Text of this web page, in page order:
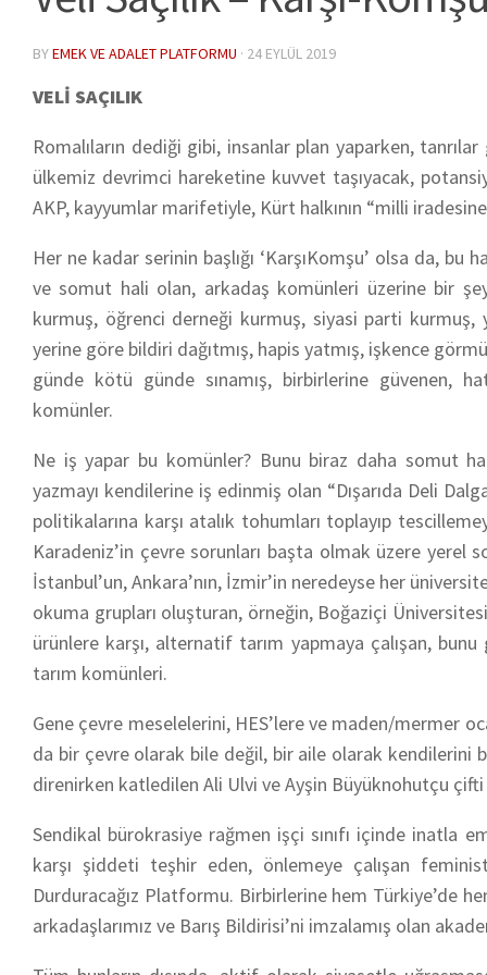
BYEMEK VE ADALET PLATFORMU · 24 EYLÜL 2019
VELİ SAÇILIK
Romalıların dediği gibi, insanlar plan yaparken,
ülkemiz devrimci hareketine kuvvet taşıyacak,
AKP, kayyumlar marifetiyle, Kürt halkının “milli
Her ne kadar serinin başlığı ‘KarşıKomşu’ olsa da,
ve somut hali olan, arkadaş komünleri üzerine bir
kurmuş, öğrenci derneği kurmuş, siyasi parti kurmuş,
yerine göre bildiri dağıtmış, hapis yatmış, işkence
günde kötü günde sınamış, birbirlerine güvenen,
komünler.
Ne iş yapar bu komünler? Bunu biraz daha somut
yazmayı kendilerine iş edinmiş olan “Dışarıda Deli
politikalarına karşı atalık tohumları toplayıp
Karadeniz’in çevre sorunları başta olmak üzere yerel
İstanbul’un, Ankara’nın, İzmir’in neredeyse her
okuma grupları oluşturan, örneğin, Boğaziçi
ürünlere karşı, alternatif tarım yapmaya çalışan,
tarım komünleri.
Gene çevre meselelerini, HES’lere ve maden/mermer
da bir çevre olarak bile değil, bir aile olarak kendilerini
direnirken katledilen Ali Ulvi ve Ayşin Büyüknohutçu
Sendikal bürokrasiye rağmen işçi sınıfı içinde inatla
karşı şiddeti teşhir eden, önlemeye çalışan
Durduracağız Platformu. Birbirlerine hem Türkiye’de
arkadaşlarımız ve Barış Bildirisi’ni imzalamış olan